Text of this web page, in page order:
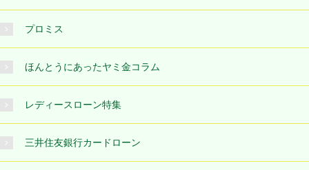
プロミス
ほんとうにあったヤミ金コラム
レディースローン特集
三井住友銀行カードローン